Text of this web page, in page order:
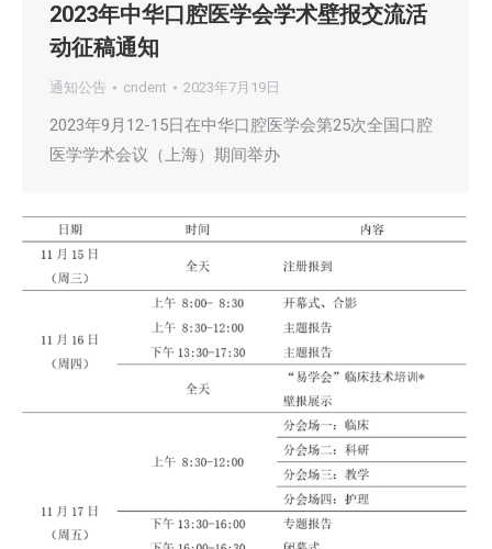
2023年中华口腔医学会学术壁报交流活
动征稿通知
通知公告 cndent 2023年7月19日
2023年9月12-15日在中华口腔医学会第25次全国口腔
医学学术会议（上海）期间举办